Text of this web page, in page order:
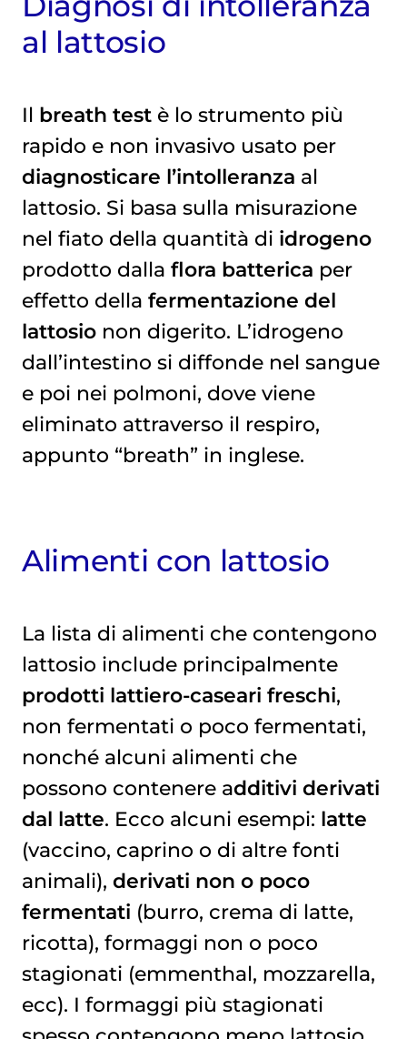
al lattosio
Il breath testè lo strumento più
rapido e non invasivo usato per
diagnosticare l’intolleranza al
lattosio. Si basa sulla misurazione
nel fiato della quantità di idrogeno
prodotto dalla flora batterica per
effetto della fermentazione del
lattosionon digerito. L’idrogeno
dall’intestino si diffonde nel sangue
e poi nei polmoni, dove viene
eliminato attraverso il respiro,
appunto “breath” in inglese.
Alimenti con lattosio
La lista di alimenti che contengono
lattosio include principalmente
prodotti lattiero-caseari freschi,
non fermentati o poco fermentati,
nonché alcuni alimenti che
possono contenere additivi derivati
dal latte. Ecco alcuni esempi: latte
(vaccino, caprino o di altre fonti
animali), derivati non o poco
fermentati (burro, crema di latte,
ricotta), formaggi non o poco
stagionati (emmenthal, mozzarella,
ecc). I formaggi più stagionati